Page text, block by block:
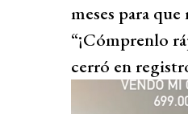
meses para
“¡Cómprenlo
cerró en